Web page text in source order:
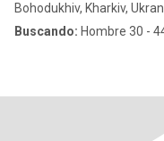
Bohodukhiv, Kharkiv,
Buscando: Hombre 30 -